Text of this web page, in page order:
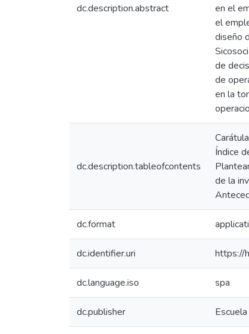
dc.description.abstract
en el
el
diseño
de
de
en la
dc.description.tableofcontents
Índice
de la
dc.format
dc.identifier.uri https://
dc.language.iso spa
dc.publisher